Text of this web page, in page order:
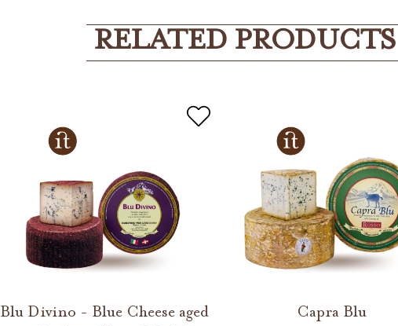
RELATED PRODUCTS
Blu Divino - Blue Cheese aged
Capra Blu